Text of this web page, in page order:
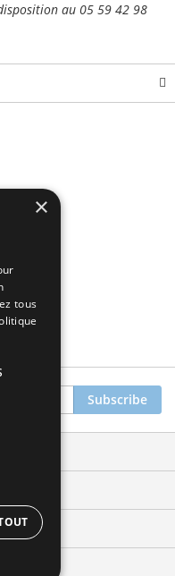
au 05 59 42 98
like!
Subscribe
×
tous